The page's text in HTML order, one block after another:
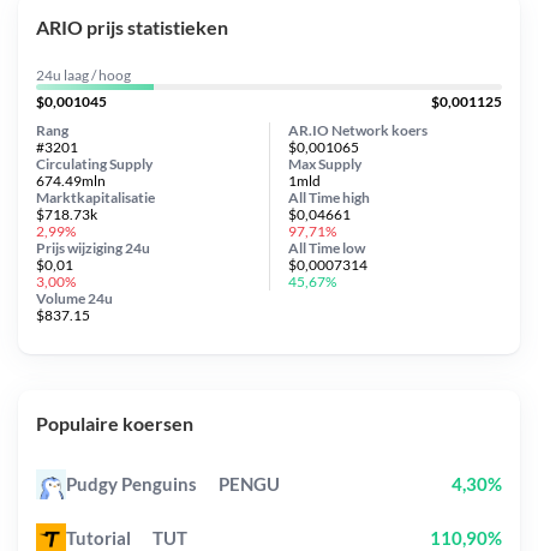
ARIO prijs statistieken
24u laag / hoog
$0,001045
$0,001125
AR.IO Network koers
$0,001065
Circulating Supply
674.49mln
Prijs wijziging 24u
$0,01
3,00%
Max Supply
1mld
Marktkapitalisatie
$718.73k
2,99%
Volume 24u
$837.15
Rang
#3201
All Timehigh
$0,04661
97,71%
All Time low
$0,0007314
45,67%
Populaire koersen
Pudgy Penguins PENGU 4,30%
Tutorial TUT 110,90%